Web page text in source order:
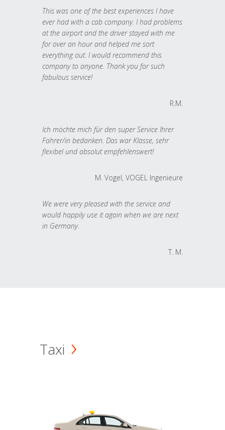
This was one of the best experiences I have
ever had with a cab company. I had problems
at the airport and the driver stayed with me
for over an hour and helped me sort
everything out. I would recommend this
company to anyone. Thank you for such
fabulous service!
R.M.
Ich möchte mich für den super Service Ihrer
Fahrer/in bedanken. Das war Klasse, sehr
flexibel und absolut empfehlenswert!
M. Vogel, VOGEL Ingenieure
We were very pleased with the service and
would happily use it again when we are next
in Germany.
T. M.
Taxi